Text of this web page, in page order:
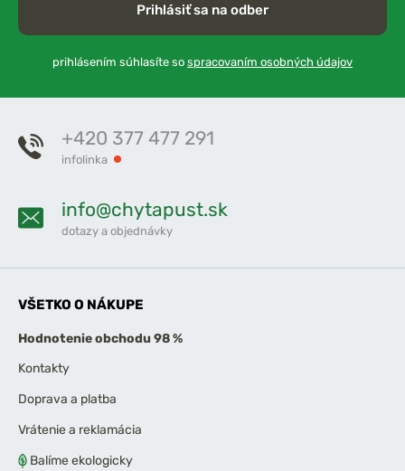
Prihlásiť sa na odber
prihlásením súhlasíte so spracovaním osobných údajov
+420 377 477 291
infolinka
info@chytapust.sk
dotazy a objednávky
VŠETKO O NÁKUPE
Hodnotenie obchodu 98 %
Kontakty
Doprava a platba
Vrátenie a reklamácia
Balíme ekologicky